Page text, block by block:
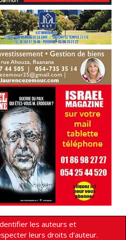
les auteurs et
leurs droits d'auteur.